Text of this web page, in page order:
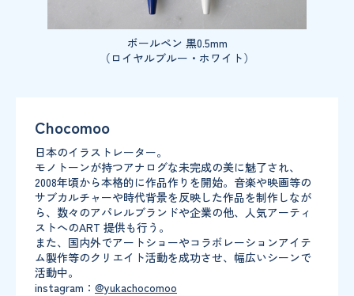
ボールペン 黒0.5mm
（ロイヤルブルー・ホワイト）
Chocomoo
日本のイラストレーター。
モノトーンが持つアナログな未完成の美に魅了され、
2008年頃から本格的に作品作りを開始。音楽や映画等の
サブカルチャーや時代背景を反映した作品を制作しなが
ら、数々のアパレルブランドや企業の他、人気アーティ
ストへのART 提供も行う。
また、国内外でアートショーやコラボレーションアイテ
ム製作等のクリエイト活動を成功させ、幅広いシーンで
活動中。
instagram： @yukachocomoo